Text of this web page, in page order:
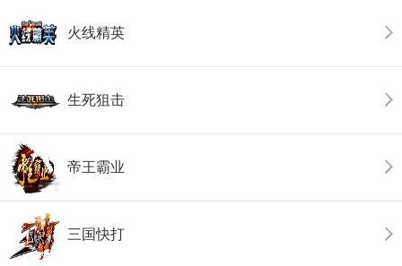
火线精英
生死狙击
帝王霸业
三国快打